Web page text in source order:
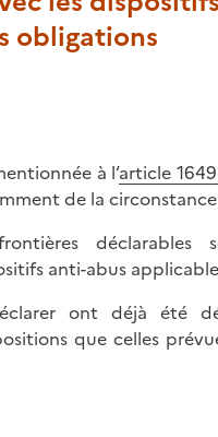
obligations
à l’article
de la
déclarables
anti-abus
ont déjà été
que celles